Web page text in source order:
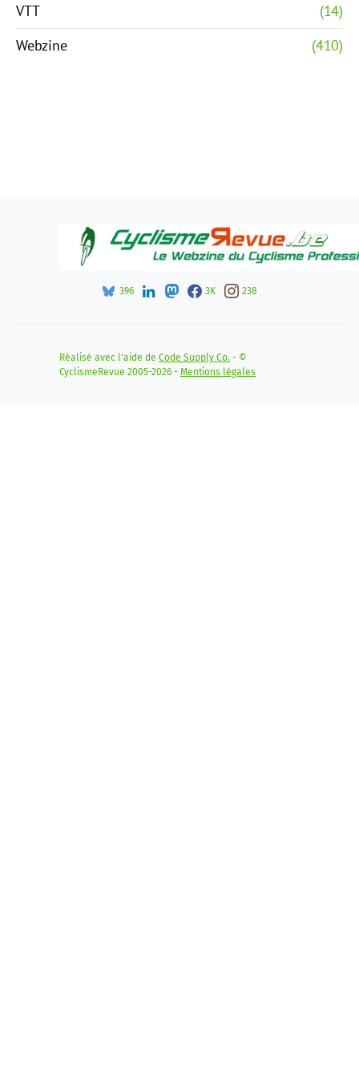
VTT
(14)
Webzine
(410)
396 3K 238
Réalisé avec l'aide de Code Supply Co. - ©
CyclismeRevue 2005-2026 - Mentions légales